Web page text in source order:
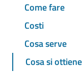
Come fare
Costi
Cosa serve
Cosa si ottiene